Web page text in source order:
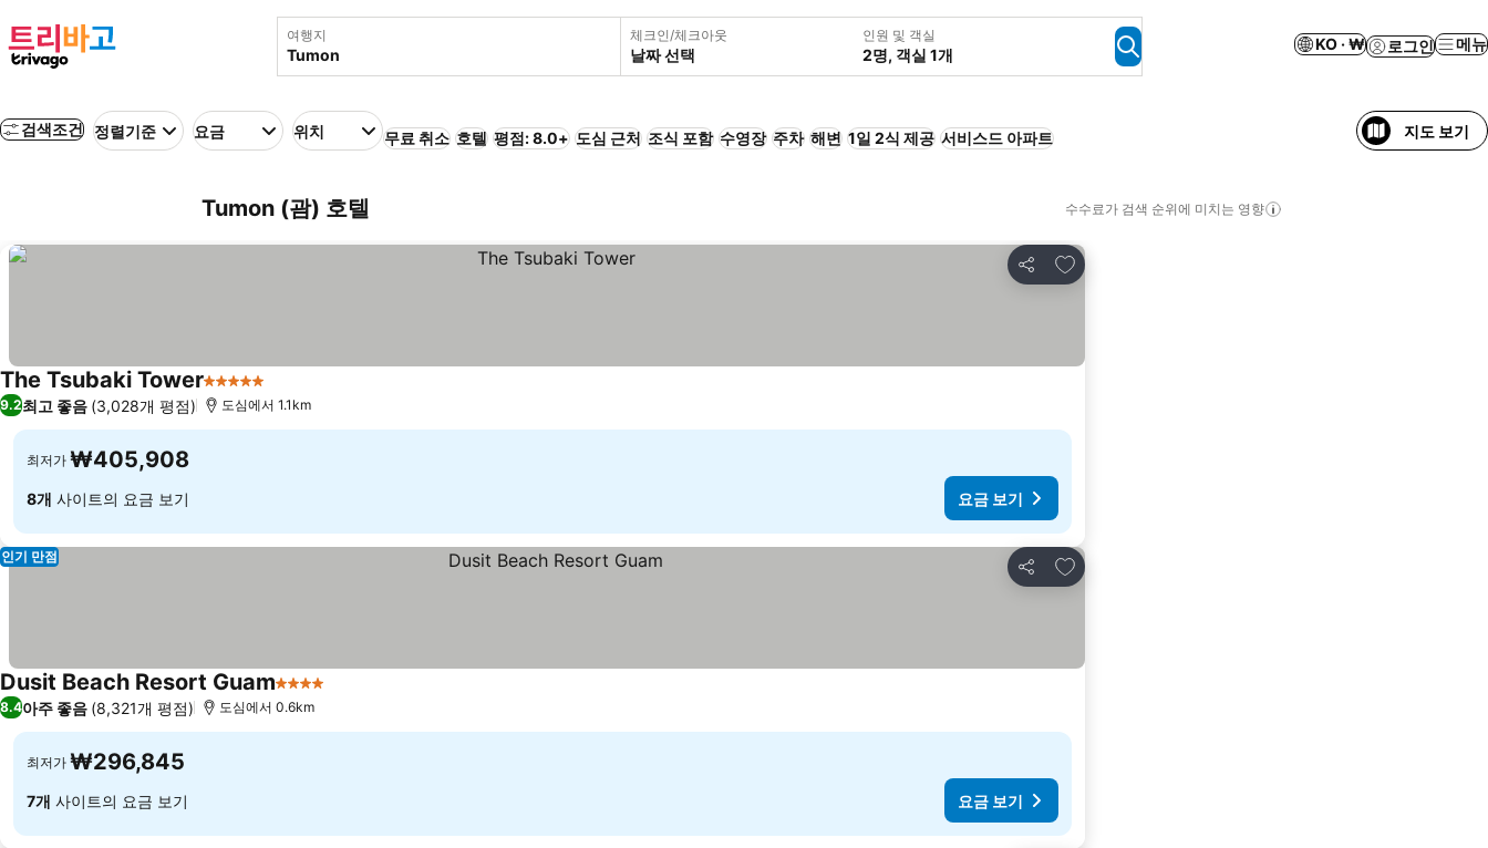
여행지 체크인/체크아웃
날짜 선택
인원 및 객실
2명, 객실 1개
KO · ₩ 로그인 메뉴
검색조건 정렬기준 요금 위치 무료 취소 호텔 평점: 8.0+ 도심 근처 조식 포함 수영장 주차 해변 1일 2식 제공 서비스드 아파트 지도 보기
Tumon (괌) 호텔 수수료가 검색 순위에 미치는 영향
공유
즐겨찾기에 추가
The Tsubaki Tower5 성급
9.2최고 좋음 (3,028개 평점) 도심에서 1.1km
최저가 ₩405,908
8개 사이트의 요금 보기 요금 보기
공유
즐겨찾기에 추가
인기 만점
Dusit Beach Resort Guam4 성급
8.4아주 좋음 (8,321개 평점) 도심에서 0.6km
최저가 ₩296,845
7개 사이트의 요금 보기 요금 보기